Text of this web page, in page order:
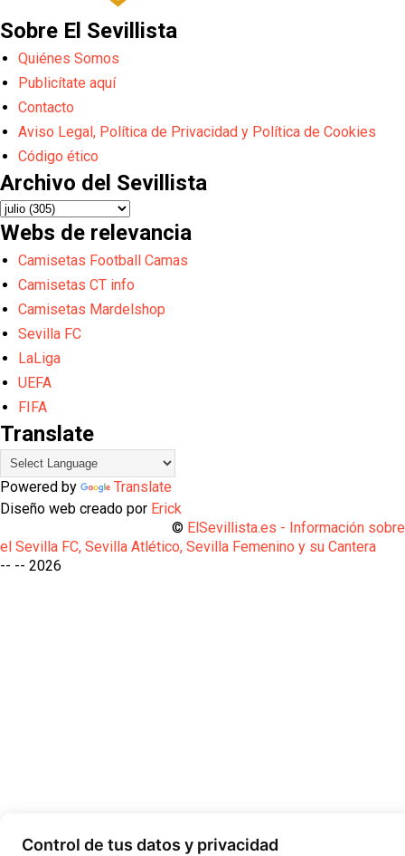
Sobre El Sevillista
Quiénes Somos
Publicítate aquí
Contacto
Aviso Legal, Política de Privacidad y Política de Cookies
Código ético
Archivo del Sevillista
Webs de relevancia
Camisetas Football Camas
Camisetas CT info
Camisetas Mardelshop
Sevilla FC
LaLiga
UEFA
FIFA
Translate
Powered by
Translate
Diseño web creado por Erick
© ElSevillista.es - Información sobre
el Sevilla FC, Sevilla Atlético, Sevilla Femenino y su Cantera
-- --
Control de tus datos y privacidad
2026